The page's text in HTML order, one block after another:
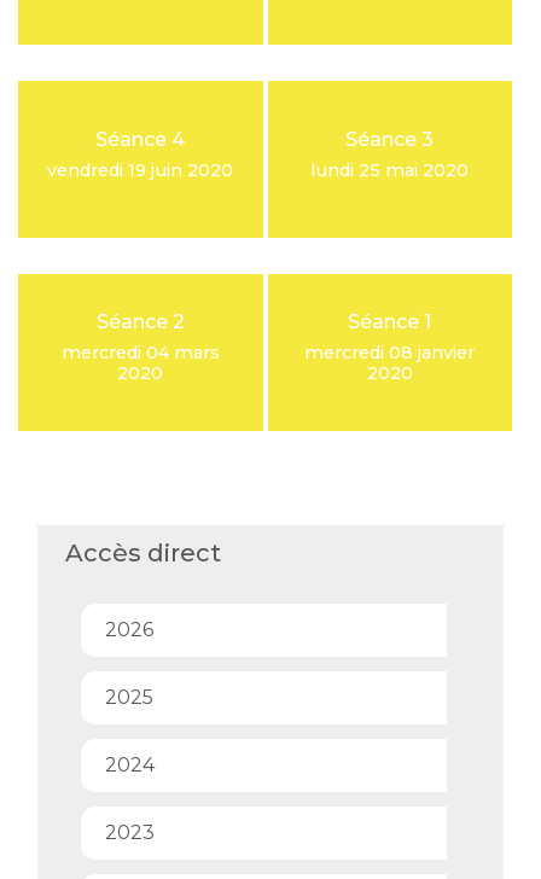
Séance 4
vendredi 19 juin 2020
Séance 3
lundi 25 mai 2020
Séance 2
mercredi 04 mars
2020
Séance 1
mercredi 08 janvier
2020
Accès direct
2026
2025
2024
2023